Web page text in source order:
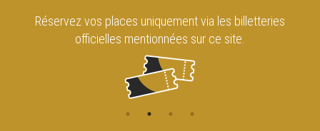
Réservez vos places uniquement via les billetteries
officielles mentionnées sur ce site.